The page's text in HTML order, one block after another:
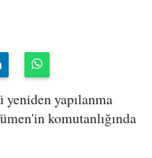
yapılanma
komutanlığında